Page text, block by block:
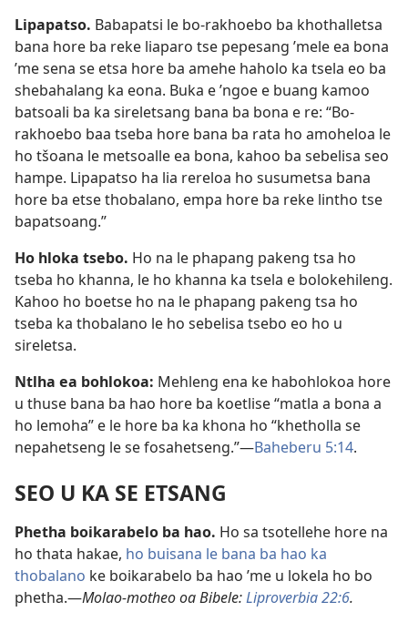
Lipapatso. Babapatsi le bo-rakhoebo ba khothalletsa
bana hore ba reke liaparo tse pepesang ’mele ea bona
’me sena se etsa hore ba amehe haholo ka tsela eo ba
shebahalang ka eona. Buka e ’ngoe e buang kamoo
batsoali ba ka sireletsang bana ba bona e re: “Bo-
rakhoebo baa tseba hore bana ba rata ho amoheloa le
ho tšoana le metsoalle ea bona, kahoo ba sebelisa seo
hampe. Lipapatso ha lia rereloa ho susumetsa bana
hore ba etse thobalano, empa hore ba reke lintho tse
bapatsoang.”
Ho hloka tsebo. Ho na le phapang pakeng tsa ho
tseba ho khanna, le ho khanna ka tsela e bolokehileng.
Kahoo ho boetse ho na le phapang pakeng tsa ho
tseba ka thobalano le ho sebelisa tsebo eo ho u
sireletsa.
Ntlha ea bohlokoa: Mehleng ena ke habohlokoa hore
u thuse bana ba hao hore ba koetlise “matla a bona a
ho lemoha” e le hore ba ka khona ho “khetholla se
nepahetseng le se fosahetseng.”—Baheberu 5:14.
SEO U KA SE ETSANG
Phetha boikarabelo ba hao. Ho sa tsotellehe hore na
ho thata hakae, ho buisana le bana ba hao ka
thobalano ke boikarabelo ba hao ’me u lokela ho bo
phetha.—Molao-motheo oa Bibele:Liproverbia 22:6.